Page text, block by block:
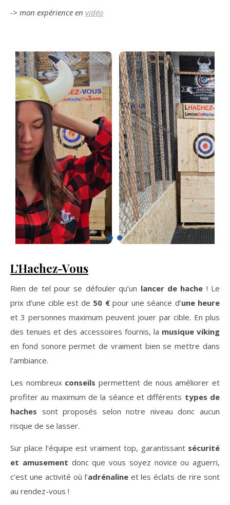
-> mon expérience en vidéo
L’Hachez-Vous
Rien de tel pour se défouler qu’un lancer de hache ! Le
prix d’une cible est de 50 €pour une séance d’une heure
et 3 personnes maximum peuvent jouer par cible. En plus
des tenues et des accessoires fournis, la musique viking
en fond sonore permet de vraiment bien se mettre dans
l’ambiance.
Les nombreux conseils permettent de nous améliorer et
profiter au maximum de la séance et différents types de
haches sont proposés selon notre niveau donc aucun
risque de se lasser.
Sur place l’équipe est vraiment top, garantissant sécurité
et amusement donc que vous soyez novice ou aguerri,
c’est une activité où l’adrénalineet les éclats de rire sont
au rendez-vous !